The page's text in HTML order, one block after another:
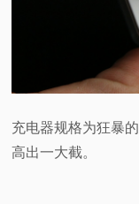
充电器规格为狂暴
高出一大截。